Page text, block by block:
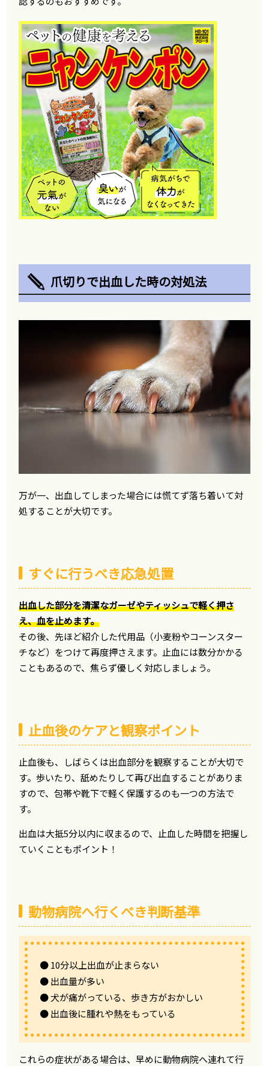
爪切りで出血した時の対処法
万が一、出血してしまった場合には慌てず落ち着いて対
処することが大切です。
すぐに行うべき応急処置
出血した部分を清潔なガーゼやティッシュで軽く押さ
え、血を止めます。
その後、先ほど紹介した代用品（小麦粉やコーンスター
チなど）をつけて再度押さえます。止血には数分かかる
こともあるので、焦らず優しく対応しましょう。
止血後のケアと観察ポイント
止血後も、しばらくは出血部分を観察することが大切で
す。歩いたり、舐めたりして再び出血することがありま
すので、包帯や靴下で軽く保護するのも一つの方法で
す。
出血は大抵5分以内に収まるので、止血した時間を把握し
ていくこともポイント！
動物病院へ行くべき判断基準
● 10分以上出血が止まらない
● 出血量が多い
● 犬が痛がっている、歩き方がおかしい
● 出血後に腫れや熱をもっている
これらの症状がある場合は、早めに動物病院へ連れて行